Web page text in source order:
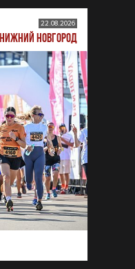
22.08.2026
НИЖНИЙ НОВГОРОД